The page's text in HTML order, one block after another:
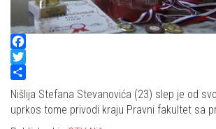
Facebook
Twitter
Share
Nišlija Stefana Stevanovića (23) slep je od
uprkos tome privodi kraju Pravni fakultet sa